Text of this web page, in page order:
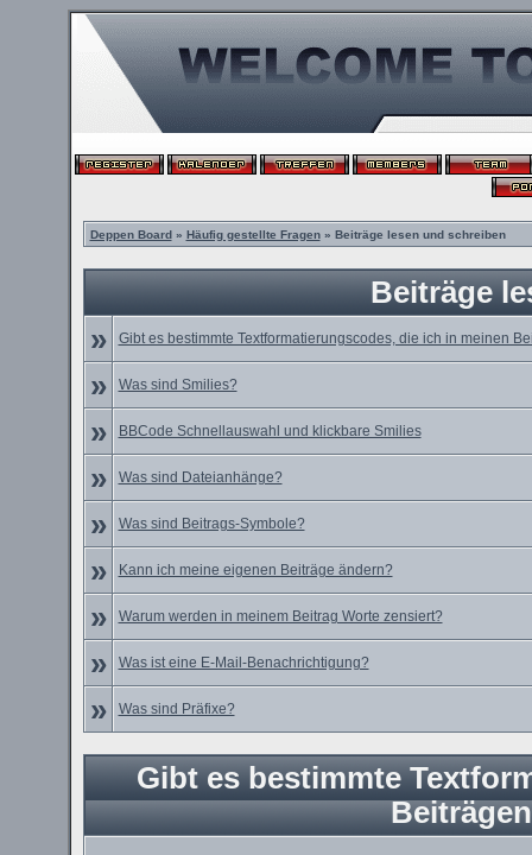
Deppen Board» Häufig gestellte Fragen» Beiträge lesen und schreiben
Beiträge
»
Gibt es bestimmte Textformatierungscodes, die ich in meinen
» Was sind Smilies?
» BBCode Schnellauswahl und klickbare Smilies
» Was sind Dateianhänge?
» Was sind Beitrags-Symbole?
» Kann ich meine eigenen Beiträge ändern?
» Warum werden in meinem Beitrag Worte zensiert?
» Was ist eine E-Mail-Benachrichtigung?
» Was sind Präfixe?
Gibt es bestimmte